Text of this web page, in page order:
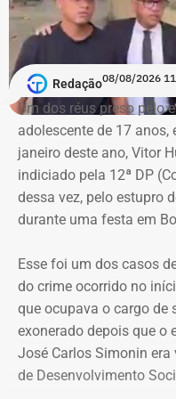
falsas ou utilizadas
exclusão de cópias
A ação também busca
correções ou
ressarcir os custos que
para responder às
O valor desses danos
pede ainda indenização
pretensões, atribuiu à
mil.
Município
impedir críticas
Redação08/08/2026
Um dos réus preso pelo
adolescente de 17 anos,
janeiro deste ano, Vitor
indiciado pela 12ª DP
dessa vez, pelo estupro
durante uma festa em
Esse foi um dos casos
do crime ocorrido no
que ocupava o cargo de
exonerado depois que o
José Carlos Simonin
de Desenvolvimento